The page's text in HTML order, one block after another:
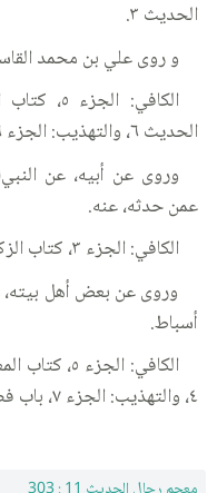
الحديث ٣.
و روى علي بن محمد
الحديث ٦، والتهذيب: الجزء ٦، باب المكاسب، الحديث ١٠٦٦.
وروى عن أبيه، عن
عمن حدثه، عنه.
الكافي: الجزء ٣، كتاب الزكاة ٥، باب نادر ٤٧، الحديث ٣.
وروى عن بعض أهل
أسباط.
٤، والتهذيب: الجزء ٧، باب فضل التجارة وآدابها، الحديث ١٥.